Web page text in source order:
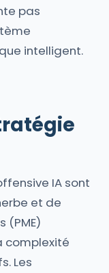
pas
intelligent.
IA sont
et de
(PME)
complexité
Les